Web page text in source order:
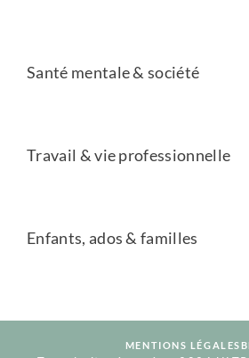
Santé mentale & société
Travail & vie professionnelle
Enfants, ados & familles
MENTIONS LÉGALES